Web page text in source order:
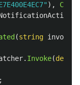
),
(string
. Invoke(